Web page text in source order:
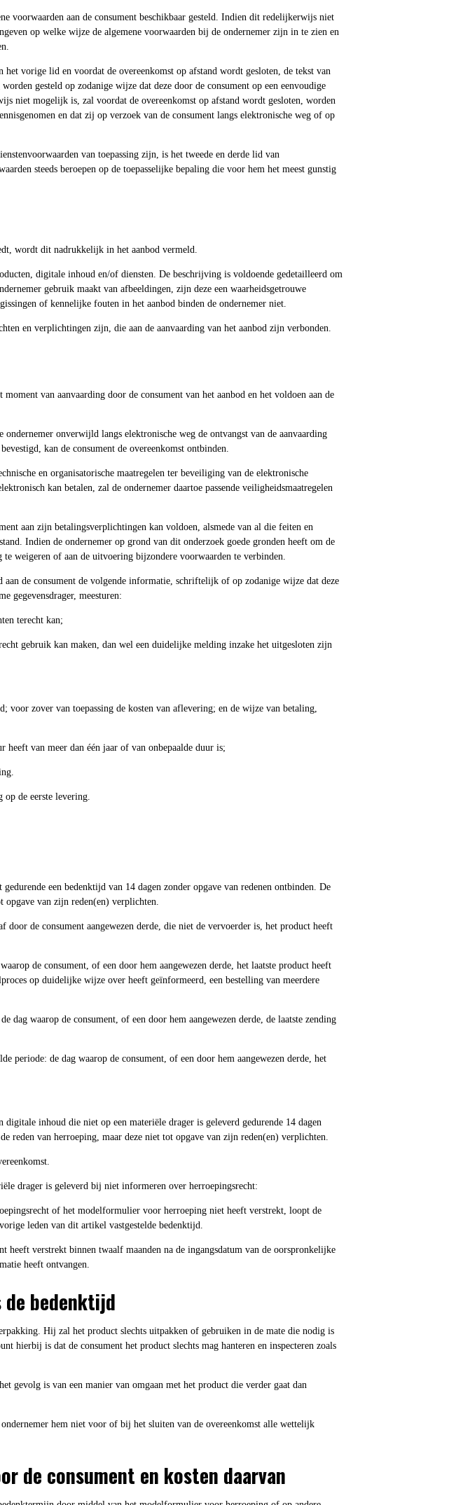
voorwaarden aan de consument beschikbaar gesteld. Indien dit redelijkerwijs niet
op welke wijze de algemene voorwaarden bij de ondernemer zijn in te zien en
vorige lid en voordat de overeenkomst op afstand wordt gesloten, de tekst van
gesteld op zodanige wijze dat deze door de consument op een eenvoudige
niet mogelijk is, zal voordat de overeenkomst op afstand wordt gesloten, worden
en dat zij op verzoek van de consument langs elektronische weg of op
van toepassing zijn, is het tweede en derde lid van
steeds beroepen op de toepasselijke bepaling die voor hem het meest gunstig
wordt dit nadrukkelijk in het aanbod vermeld.
digitale inhoud en/of diensten. De beschrijving is voldoende gedetailleerd om
gebruik maakt van afbeeldingen, zijn deze een waarheidsgetrouwe
of kennelijke fouten in het aanbod binden de ondernemer niet.
en verplichtingen zijn, die aan de aanvaarding van het aanbod zijn verbonden.
van aanvaarding door de consument van het aanbod en het voldoen aan de
onverwijld langs elektronische weg de ontvangst van de aanvaarding
kan de consument de overeenkomst ontbinden.
en organisatorische maatregelen ter beveiliging van de elektronische
kan betalen, zal de ondernemer daartoe passende veiligheidsmaatregelen
aan zijn betalingsverplichtingen kan voldoen, alsmede van al die feiten en
Indien de ondernemer op grond van dit onderzoek goede gronden heeft om de
weigeren of aan de uitvoering bijzondere voorwaarden te verbinden.
de consument de volgende informatie, schriftelijk of op zodanige wijze dat deze
gegevensdrager, meesturen:
terecht kan;
gebruik kan maken, dan wel een duidelijke melding inzake het uitgesloten zijn
zover van toepassing de kosten van aflevering; en de wijze van betaling,
van meer dan één jaar of van onbepaalde duur is;
de eerste levering.
een bedenktijd van 14 dagen zonder opgave van redenen ontbinden. De
opgave van zijn reden(en) verplichten.
de consument aangewezen derde, die niet de vervoerder is, het product heeft
de consument, of een door hem aangewezen derde, het laatste product heeft
op duidelijke wijze over heeft geïnformeerd, een bestelling van meerdere
waarop de consument, of een door hem aangewezen derde, de laatste zending
periode: de dag waarop de consument, of een door hem aangewezen derde, het
inhoud die niet op een materiële drager is geleverd gedurende 14 dagen
reden van herroeping, maar deze niet tot opgave van zijn reden(en) verplichten.
drager is geleverd bij niet informeren over herroepingsrecht:
of het modelformulier voor herroeping niet heeft verstrekt, loopt de
leden van dit artikel vastgestelde bedenktijd.
heeft verstrekt binnen twaalf maanden na de ingangsdatum van de oorspronkelijke
heeft ontvangen.
bedenktijd
Hij zal het product slechts uitpakken of gebruiken in de mate die nodig is
hierbij is dat de consument het product slechts mag hanteren en inspecteren zoals
gevolg is van een manier van omgaan met het product die verder gaat dan
hem niet voor of bij het sluiten van de overeenkomst alle wettelijk
de consument en kosten daarvan